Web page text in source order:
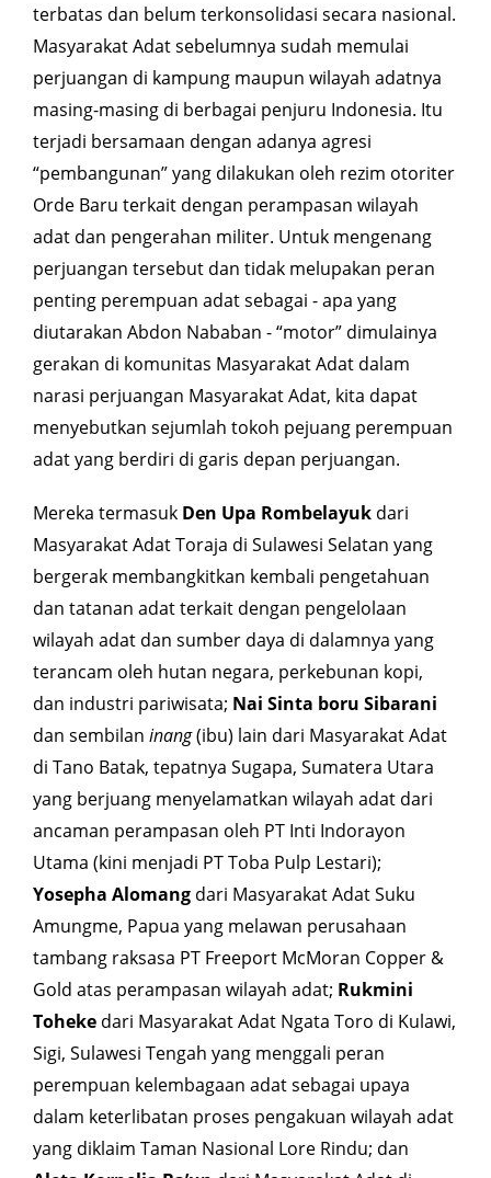
terbatas dan belum terkonsolidasi secara nasional.
Masyarakat Adat sebelumnya sudah memulai
perjuangan di kampung maupun wilayah adatnya
masing-masing di berbagai penjuru Indonesia. Itu
terjadi bersamaan dengan adanya agresi
“pembangunan” yang dilakukan oleh rezim otoriter
Orde Baru terkait dengan perampasan wilayah
adat dan pengerahan militer. Untuk mengenang
perjuangan tersebut dan tidak melupakan peran
penting perempuan adat sebagai - apa yang
diutarakan Abdon Nababan - “motor” dimulainya
gerakan di komunitas Masyarakat Adat dalam
narasi perjuangan Masyarakat Adat, kita dapat
menyebutkan sejumlah tokoh pejuang perempuan
adat yang berdiri di garis depan perjuangan.
Mereka termasuk Den Upa Rombelayuk dari
Masyarakat Adat Toraja di Sulawesi Selatan yang
bergerak membangkitkan kembali pengetahuan
dan tatanan adat terkait dengan pengelolaan
wilayah adat dan sumber daya di dalamnya yang
terancam oleh hutan negara, perkebunan kopi,
dan industri pariwisata; Nai Sinta boru Sibarani
dan sembilan inang(ibu) lain dari Masyarakat Adat
di Tano Batak, tepatnya Sugapa, Sumatera Utara
yang berjuang menyelamatkan wilayah adat dari
ancaman perampasan oleh PT Inti Indorayon
Utama (kini menjadi PT Toba Pulp Lestari);
Yosepha Alomang dari Masyarakat Adat Suku
Amungme, Papua yang melawan perusahaan
tambang raksasa PT Freeport McMoran Copper &
Gold atas perampasan wilayah adat; Rukmini
Toheke dari Masyarakat Adat Ngata Toro di Kulawi,
Sigi, Sulawesi Tengah yang menggali peran
perempuan kelembagaan adat sebagai upaya
dalam keterlibatan proses pengakuan wilayah adat
yang diklaim Taman Nasional Lore Rindu; dan